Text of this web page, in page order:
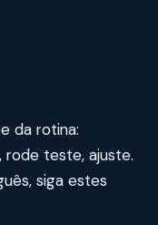
da rotina:
rode teste, ajuste.
siga estes